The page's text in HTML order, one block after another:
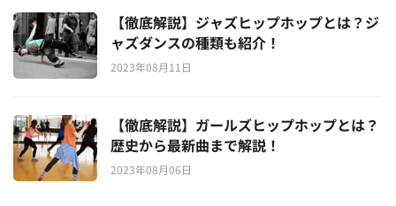
【徹底解説】ジャズヒップホップとは？ジ
ャズダンスの種類も紹介！
2023年08月11日
【徹底解説】ガールズヒップホップとは？
歴史から最新曲まで解説！
2023年08月06日